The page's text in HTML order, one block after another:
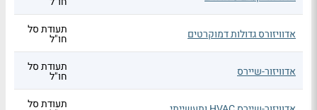
אדוויזורס גדולות דמוקרטים תעודת סל
חו"ל
אדוויזור-שיירס תעודת סל
חו"ל
תעודת סל